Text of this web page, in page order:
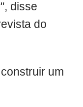
disse
do
um